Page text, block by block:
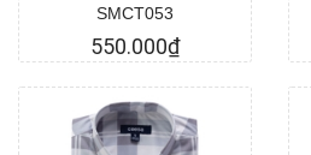
SMCT053
550.000₫